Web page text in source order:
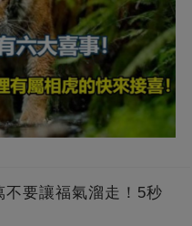
要讓福氣溜走！5秒